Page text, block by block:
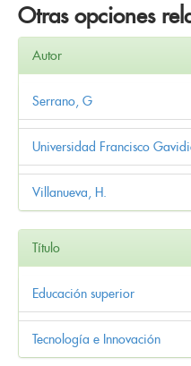
Otras opciones
Autor
Serrano, G
Universidad Francisco
Villanueva, H.
Título
Educación superior
Tecnología e Innovación